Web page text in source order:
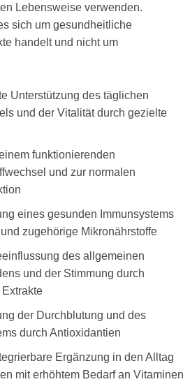
Lebensweise verwenden.
sich um gesundheitliche
handelt und nicht um
Unterstützung des täglichen
und der Vitalität durch gezielte
funktionierenden
und zur normalen
eines gesunden Immunsystems
zugehörige Mikronährstoffe
des allgemeinen
und der Stimmung durch
der Durchblutung und des
durch Antioxidantien
Ergänzung in den Alltag
mit erhöhtem Bedarf an